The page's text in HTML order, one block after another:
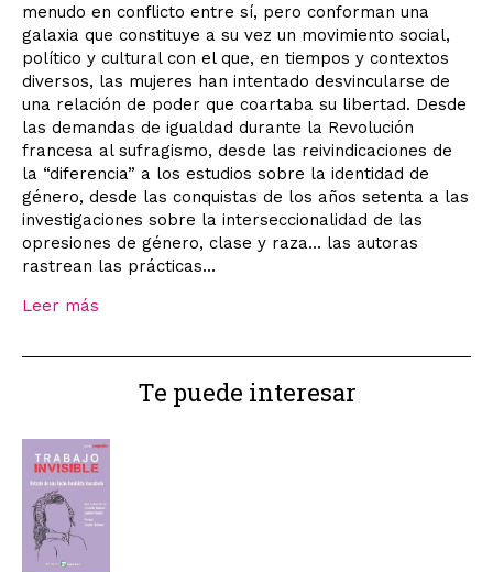
menudo en conflicto entre sí, pero conforman una
galaxia que constituye a su vez un movimiento social,
político y cultural con el que, en tiempos y contextos
diversos, las mujeres han intentado desvincularse de
una relación de poder que coartaba su libertad. Desde
las demandas de igualdad durante la Revolución
francesa al sufragismo, desde las reivindicaciones de
la “diferencia” a los estudios sobre la identidad de
género, desde las conquistas de los años setenta a las
investigaciones sobre la interseccionalidad de las
opresiones de género, clase y raza... las autoras
rastrean las prácticas...
Leer más
Te puede interesar